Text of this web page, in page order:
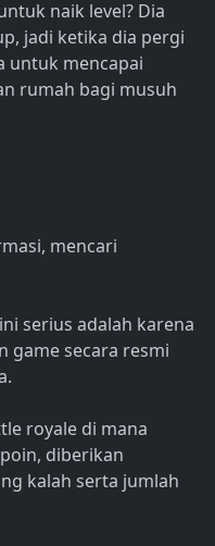
naik level? Dia
jadi ketika dia pergi
untuk mencapai
rumah bagi musuh
mencari
serius adalah karena
game secara resmi
royale di mana
diberikan
kalah serta jumlah